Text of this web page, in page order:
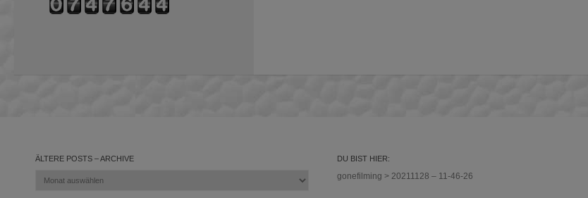
ÄLTERE POSTS – ARCHIVE
Ältere
DU BIST HIER:
gonefilming > 20211128 – 11-46-26